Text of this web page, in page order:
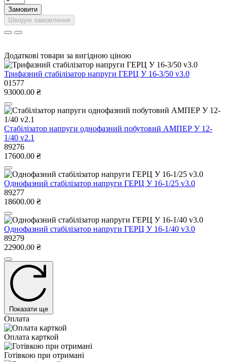
Замовити
Швидке замовлення
Додаткові товари за вигідною ціною
Трифазний стабілізатор напруги ГЕРЦ У 16-3/50 v3.0
01577
93000.00 ₴
Стабілізатор напруги однофазний побутовий АМПЕР У 12-
1/40 v2.1
89276
17600.00 ₴
Однофазний стабілізатор напруги ГЕРЦ У 16-1/25 v3.0
89277
18600.00 ₴
Однофазний стабілізатор напруги ГЕРЦ У 16-1/40 v3.0
89279
22900.00 ₴
Показати ще
Оплата
Оплата карткой
Готівкою при отримані